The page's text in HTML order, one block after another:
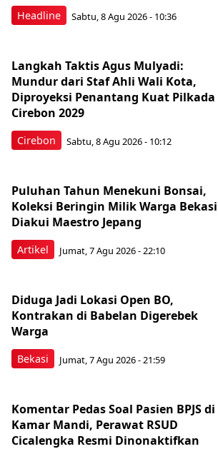
Headline Sabtu, 8 Agu 2026 - 10:36
Cirebon
Langkah Taktis Agus Mulyadi:
Mundur dari Staf Ahli Wali Kota,
Diproyeksi Penantang Kuat Pilkada
Cirebon 2029
Sabtu, 8 Agu 2026 - 10:12
Artikel
Puluhan Tahun Menekuni Bonsai,
Koleksi Beringin Milik Warga Bekasi
Diakui Maestro Jepang
Jumat, 7 Agu 2026 - 22:10
Bekasi
Diduga Jadi Lokasi Open BO,
Kontrakan di Babelan Digerebek
Warga
Jumat, 7 Agu 2026 - 21:59
Komentar Pedas Soal Pasien BPJS di
Kamar Mandi, Perawat RSUD
Cicalengka Resmi Dinonaktifkan